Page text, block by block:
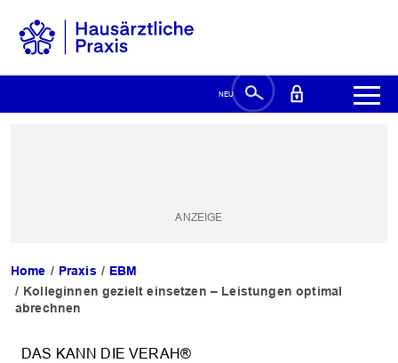
Home Praxis
EBM
Kolleginnen gezielt einsetzen – Leistungen optimal
abrechnen
DAS KANN DIE VERAH®